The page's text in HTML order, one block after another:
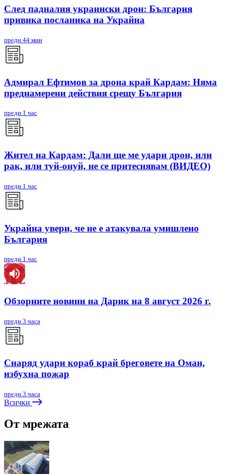
След падналия украински дрон: България
привика посланика на Украйна
преди 44 мин
Адмирал Ефтимов за дрона край Кардам: Няма
преднамерени действия срещу България
преди 1 час
Жител на Кардам: Дали ще ме удари дрон, или
рак, или туй-онуй, не се притеснявам (ВИДЕО)
преди 1 час
Украйна увери, че не е атакувала умишлено
България
преди 1 час
Обзорните новини на Дарик на 8 август 2026 г.
преди 3 часа
Снаряд удари кораб край бреговете на Оман,
избухна пожар
преди 3 часа
Всички
От мрежата